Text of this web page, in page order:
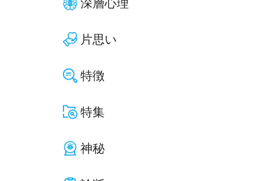
深層心理
片思い
特徴
特集
神秘